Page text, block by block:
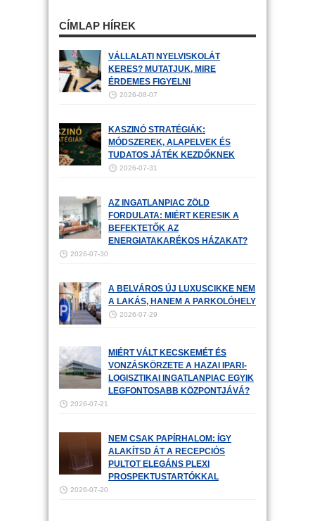
CÍMLAP HÍREK
VÁLLALATI NYELVISKOLÁT
KERES? MUTATJUK, MIRE
ÉRDEMES FIGYELNI
2026-08-07
KASZINÓ STRATÉGIÁK:
MÓDSZEREK, ALAPELVEK ÉS
TUDATOS JÁTÉK KEZDŐKNEK
2026-07-31
AZ INGATLANPIAC ZÖLD
FORDULATA: MIÉRT KERESIK A
BEFEKTETŐK AZ
ENERGIATAKARÉKOS HÁZAKAT?
2026-07-30
A BELVÁROS ÚJ LUXUSCIKKE NEM
A LAKÁS, HANEM A PARKOLÓHELY
2026-07-29
MIÉRT VÁLT KECSKEMÉT ÉS
VONZÁSKÖRZETE A HAZAI IPARI-
LOGISZTIKAI INGATLANPIAC EGYIK
LEGFONTOSABB KÖZPONTJÁVÁ?
2026-07-21
NEM CSAK PAPÍRHALOM: ÍGY
ALAKÍTSD ÁT A RECEPCIÓS
PULTOT ELEGÁNS PLEXI
PROSPEKTUSTARTÓKKAL
2026-07-20